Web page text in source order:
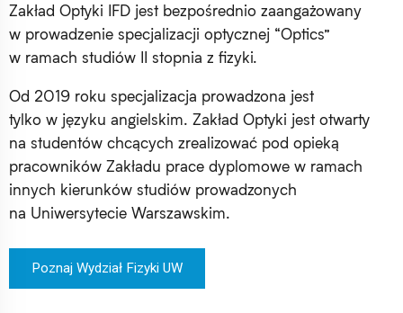
Zakład Optyki IFD jest bezpośrednio zaangażowany
w prowadzenie specjalizacji optycznej “Optics”
w ramach studiów II stopnia z fizyki.
Od 2019 roku specjalizacja prowadzona jest
tylko w języku angielskim. Zakład Optyki jest otwarty
na studentów chcących zrealizować pod opieką
pracowników Zakładu prace dyplomowe w ramach
innych kierunków studiów prowadzonych
na Uniwersytecie Warszawskim.
Poznaj Wydział Fizyki UW